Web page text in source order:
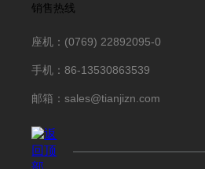
销售热线
座机：(0769) 22892095-0
手机：86-13530863539
邮箱：sales@tianjizn.com